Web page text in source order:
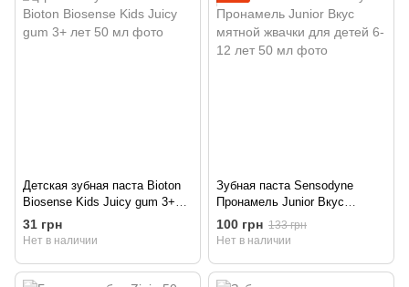
Детская зубная паста Bioton
Biosense Kids Juicy gum 3+
лет 50 мл
31 грн
Нет в наличии
Зубная паста Sensodyne
Пронамель Junior Вкус
мятной жвачки для детей 6-12
лет 50 мл
100 грн 133 грн
Нет в наличии